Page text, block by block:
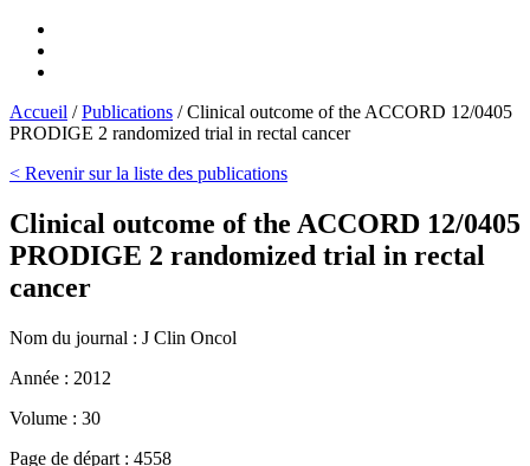
Accueil /Publications /Clinical outcome of the ACCORD 12/0405
PRODIGE 2 randomized trial in rectal cancer
< Revenir sur la liste des publications
Clinical outcome of the ACCORD 12/0405
PRODIGE 2 randomized trial in rectal
cancer
Nom du journal : J Clin Oncol
Année : 2012
Volume : 30
Page de départ : 4558